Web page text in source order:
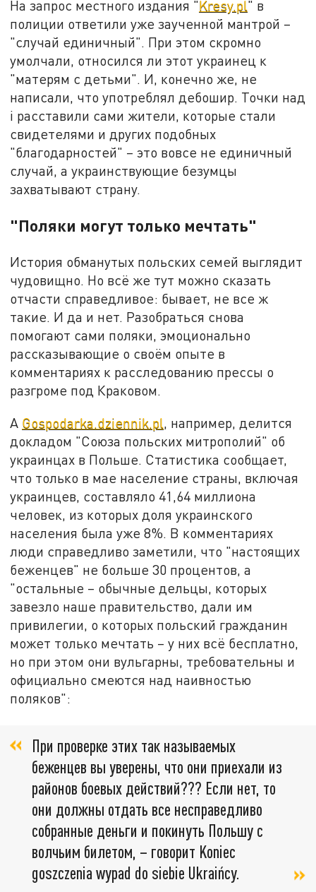
На запрос местного издания "Kresy.pl" в
полиции ответили уже заученной мантрой –
"случай единичный". При этом скромно
умолчали, относился ли этот украинец к
"матерям с детьми". И, конечно же, не
написали, что употреблял дебошир. Точки над
i расставили сами жители, которые стали
свидетелями и других подобных
"благодарностей" – это вовсе не единичный
случай, а украинствующие безумцы
захватывают страну.
"Поляки могут только мечтать"
История обманутых польских семей выглядит
чудовищно. Но всё же тут можно сказать
отчасти справедливое: бывает, не все ж
такие. И да и нет. Разобраться снова
помогают сами поляки, эмоционально
рассказывающие о своём опыте в
комментариях к расследованию прессы о
разгроме под Краковом.
А Gospodarka.dziennik.pl , например, делится
докладом "Союза польских митрополий" об
украинцах в Польше. Статистика сообщает,
что только в мае население страны, включая
украинцев, составляло 41,64 миллиона
человек, из которых доля украинского
населения была уже 8%. В комментариях
люди справедливо заметили, что "настоящих
беженцев" не больше 30 процентов, а
"остальные – обычные дельцы, которых
завезло наше правительство, дали им
привилегии, о которых польский гражданин
может только мечтать – у них всё бесплатно,
но при этом они вульгарны, требовательны и
официально смеются над наивностью
поляков":
При проверке этих так называемых
беженцев вы уверены, что они приехали из
районов боевых действий??? Если нет, то
они должны отдать все несправедливо
собранные деньги и покинуть Польшу с
волчьим билетом, – говорит Koniec
goszczenia wypad do siebie Ukraińcy.